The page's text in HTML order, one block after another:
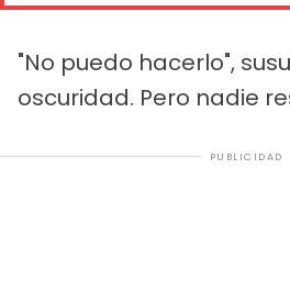
"No puedo hacerlo",
oscuridad. Pero nadie
PUBLICIDAD